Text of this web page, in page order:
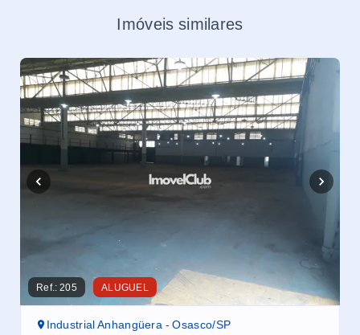
Imóveis similares
Ref.:205 ALUGUEL
Industrial Anhangüera - Osasco/SP